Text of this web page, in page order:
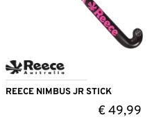
REECE NIMBUS JR STICK
€49,99